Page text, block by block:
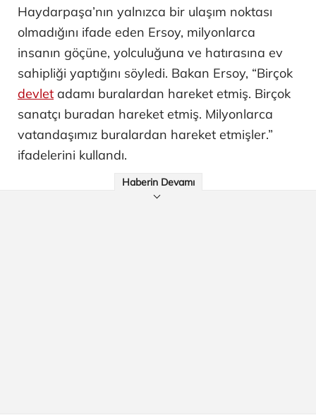
Haydarpaşa’nın yalnızca bir ulaşım noktası
olmadığını ifade eden Ersoy, milyonlarca
insanın göçüne, yolculuğuna ve hatırasına ev
sahipliği yaptığını söyledi. Bakan Ersoy, “Birçok
devlet adamı buralardan hareket etmiş. Birçok
sanatçı buradan hareket etmiş. Milyonlarca
vatandaşımız buralardan hareket etmişler.”
ifadelerini kullandı.
Haberin Devamı